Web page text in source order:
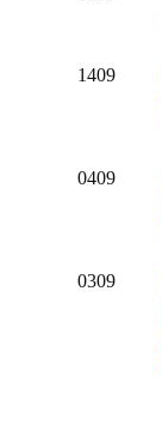
1409
0409
0309